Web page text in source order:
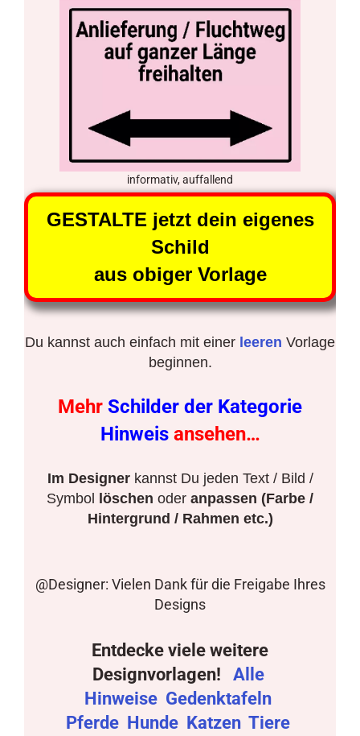
informativ, auffallend
GESTALTE jetzt dein eigenes
Schild
aus obiger Vorlage
Du kannst auch einfach mit einer leeren Vorlage
beginnen.
Mehr Schilder der Kategorie
Hinweis ansehen…
Im Designerkannst Du jeden Text / Bild /
Symbol
löschen oder anpassen (Farbe /
Hintergrund / Rahmen etc.)
@Designer: Vielen Dank für die Freigabe Ihres
Designs
Entdecke viele weitere
Designvorlagen!
Alle
Hinweise Gedenktafeln
Pferde Hunde Katzen Tiere